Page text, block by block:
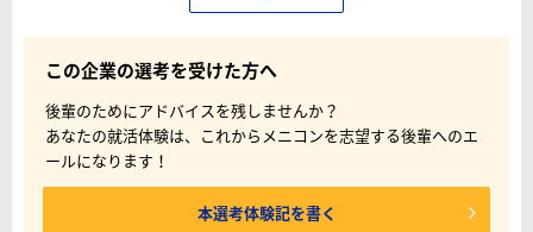
この企業の選考を受けた方へ
後輩のためにアドバイスを残しませんか？
あなたの就活体験は、これからメニコンを志望する後輩へのエ
ールになります！
本選考体験記を書く